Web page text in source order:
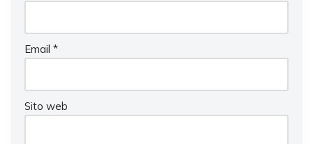
Email *
Sito web